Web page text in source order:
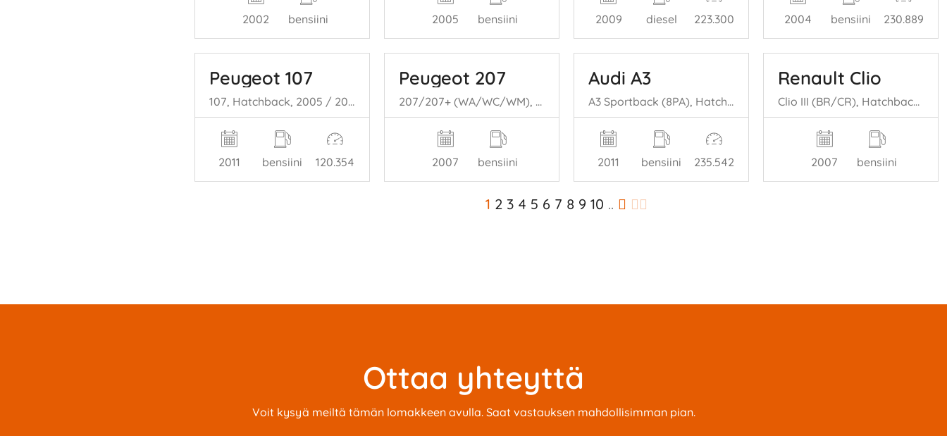
2002 bensiini 2005 bensiini 2009 diesel 223.300 2004 bensiini 230.889
Peugeot 107
107, Hatchback, 2005 / 2014 1.0 12V
2011 bensiini 120.354
Peugeot 207
207/207+ (WA/WC/WM), Hatchback, 2006 / 2015 1.4
2007 bensiini
Audi A3
A3 Sportback (8PA), Hatchback 5-drs, 2004 / 2013 1.2 TFSI
2011 bensiini 235.542
Renault Clio
Clio III (BR/CR), Hatchback, 2005 / 2014 1.2 16V TCe 100
2007 bensiini
1 2 3 4 5 6 7 8 9 10 ..
Ottaa yhteyttä
Voit kysyä meiltä tämän lomakkeen avulla. Saat vastauksen mahdollisimman pian.